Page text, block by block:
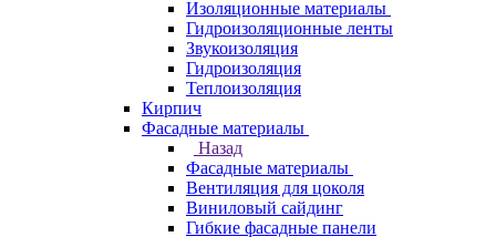
Изоляционные материалы
Гидроизоляционные ленты
Звукоизоляция
Гидроизоляция
Теплоизоляция
Кирпич
Фасадные материалы
Назад
Фасадные материалы
Вентиляция для цоколя
Виниловый сайдинг
Гибкие фасадные панели